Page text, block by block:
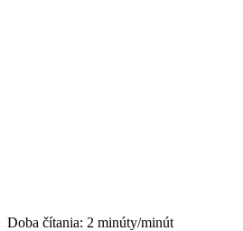
Doba čítania: 2 minúty/minút